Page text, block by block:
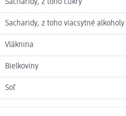
Sacharidy, z toho cukry
Sacharidy, z toho viacsytné alkoholy
Vláknina
Bielkoviny
Soľ